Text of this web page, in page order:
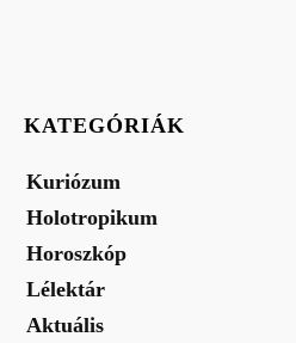
KATEGÓRIÁK
Kuriózum
Holotropikum
Horoszkóp
Lélektár
Aktuális